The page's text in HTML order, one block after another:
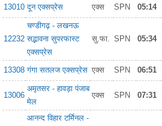
13010 दून एक्सप्रेस एक्स SPN 05:14
12232
चण्डीगढ़ - लखनऊ
सद्भावना सुपरफास्ट
एक्सप्रेस
सु.फा. SPN 05:34
13308 गंगा सतलज एक्सप्रेस एक्स SPN 06:51
13006
अमृतसर - हावड़ा पंजाब
मेल
एक्स SPN 07:31
आनन्द विहार टर्मिनल -